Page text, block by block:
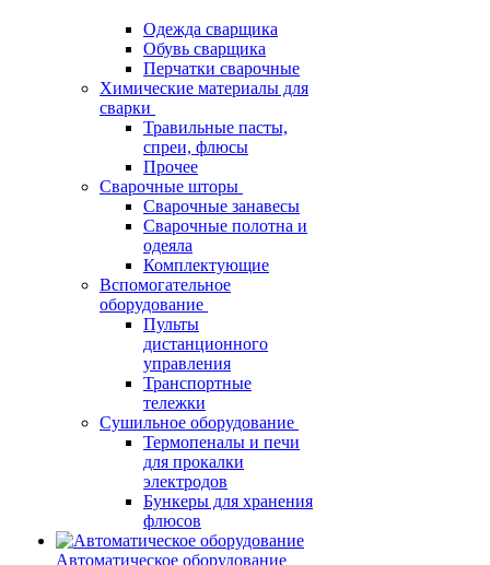
Одежда сварщика
Обувь сварщика
Перчатки сварочные
Химические материалы для
сварки
Травильные пасты,
спреи, флюсы
Прочее
Сварочные шторы
Сварочные занавесы
Сварочные полотна и
одеяла
Комплектующие
Вспомогательное
оборудование
Пульты
дистанционного
управления
Транспортные
тележки
Сушильное оборудование
Термопеналы и печи
для прокалки
электродов
Бункеры для хранения
флюсов
Автоматическое оборудование